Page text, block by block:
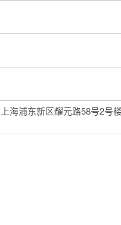
海浦东新区耀元路58号2号